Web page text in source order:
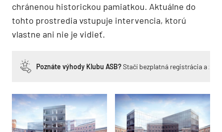
chránenou historickou pamiatkou. Aktuálne do
tohto prostredia vstupuje intervencia, ktorú
vlastne ani nie je vidieť.
Poznáte výhody Klubu ASB?Stačí bezplatná registrácia a